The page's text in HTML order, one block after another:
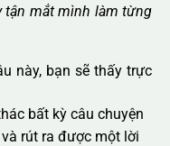
tận mắt mình làm từng
này, bạn sẽ thấy trực
bất kỳ câu chuyện
rút ra được một lời